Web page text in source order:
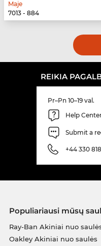
Maje
7013 - 884
REIKIA
Pr–Pn 10–19 val.
Help
Submit a
+44 330
Populiariausi mūsų
Ray-Ban Akiniai nuo
Oakley Akiniai nuo saulės